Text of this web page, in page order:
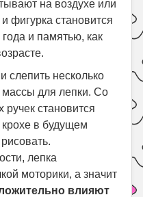
на воздухе или
фигурка становится
и памятью, как
слепить несколько
массы для лепки. Со
становится
крохе в будущем
лепка
моторики, а значит
влияют